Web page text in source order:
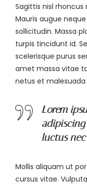
Sagittis nisl
Mauris augue
sollicitudin. Massa
turpis tincidunt id.
scelerisque purus
amet massa vitae
netus et
Lorem
adipiscing
luctus
Mollis aliquam ut
cursus vitae.